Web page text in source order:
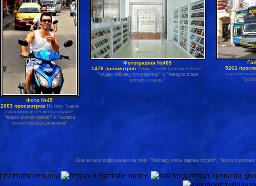
Фото №45
2603 просмотров На тему "какие
авиакомпании летают на пхукет",
"видео пхукет патонг" и "москва
пхукет спецпредложения"
Фотография №465
1476 просмотров Темы: "поезд бангкок пхукет",
"отдых тайланд туроператор" и "беверли плаза
паттайя отзывы"
5261
sawasdee
Еще искали информацию на тему: "тайланд отель марина пхукет", "карта торговых